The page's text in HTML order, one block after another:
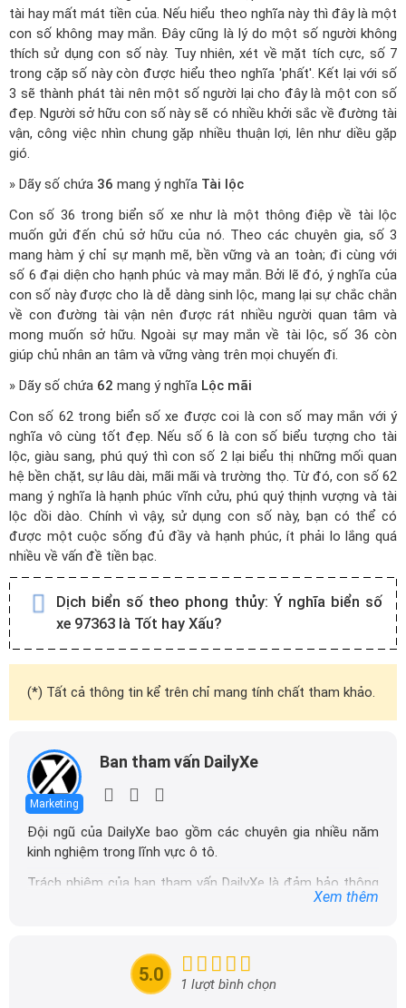
tài hay mất mát tiền của. Nếu hiểu theo nghĩa này thì đây là một
con số không may mắn. Đây cũng là lý do một số người không
thích sử dụng con số này. Tuy nhiên, xét về mặt tích cực, số 7
trong cặp số này còn được hiểu theo nghĩa 'phất'. Kết lại với số
3 sẽ thành phát tài nên một số người lại cho đây là một con số
đẹp. Người sở hữu con số này sẽ có nhiều khởi sắc về đường tài
vận, công việc nhìn chung gặp nhiều thuận lợi, lên như diều gặp
gió.
» Dãy số chứa 36 mang ý nghĩa Tài lộc
Con số 36 trong biển số xe như là một thông điệp về tài lộc
muốn gửi đến chủ sở hữu của nó. Theo các chuyên gia, số 3
mang hàm ý chỉ sự mạnh mẽ, bền vững và an toàn; đi cùng với
số 6 đại diện cho hạnh phúc và may mắn. Bởi lẽ đó, ý nghĩa của
con số này được cho là dễ dàng sinh lộc, mang lại sự chắc chắn
về con đường tài vận nên được rát nhiều người quan tâm và
mong muốn sở hữu. Ngoài sự may mắn về tài lộc, số 36 còn
giúp chủ nhân an tâm và vững vàng trên mọi chuyến đi.
» Dãy số chứa 62 mang ý nghĩa Lộc mãi
Con số 62 trong biển số xe được coi là con số may mắn với ý
nghĩa vô cùng tốt đẹp. Nếu số 6 là con số biểu tượng cho tài
lộc, giàu sang, phú quý thì con số 2 lại biểu thị những mối quan
hệ bền chặt, sự lâu dài, mãi mãi và trường thọ. Từ đó, con số 62
mang ý nghĩa là hạnh phúc vĩnh cửu, phú quý thịnh vượng và tài
lộc dồi dào. Chính vì vậy, sử dụng con số này, bạn có thể có
được một cuộc sống đủ đầy và hạnh phúc, ít phải lo lắng quá
nhiều về vấn đề tiền bạc.
Dịch biển số theo phong thủy: Ý nghĩa biển số
xe 97363 là Tốt hay Xấu?
(*) Tất cả thông tin kể trên chỉ mang tính chất tham khảo.
Marketing
Ban tham vấn DailyXe
Đội ngũ của DailyXe bao gồm các chuyên gia nhiều năm
kinh nghiệm trong lĩnh vực ô tô.
Trách nhiệm của ban tham vấn DailyXe là đảm bảo thông
tin chính xác được đăng tải trên dailyxe.com.vn, thường
tin nhanh chóng và dễ dàng hơn.
Xem thêm
5.0 1 lượt bình chọn